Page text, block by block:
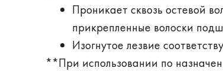
Проникает сквозь остевой
прикрепленные волоски
Изогнутое лезвие
**При использовании по